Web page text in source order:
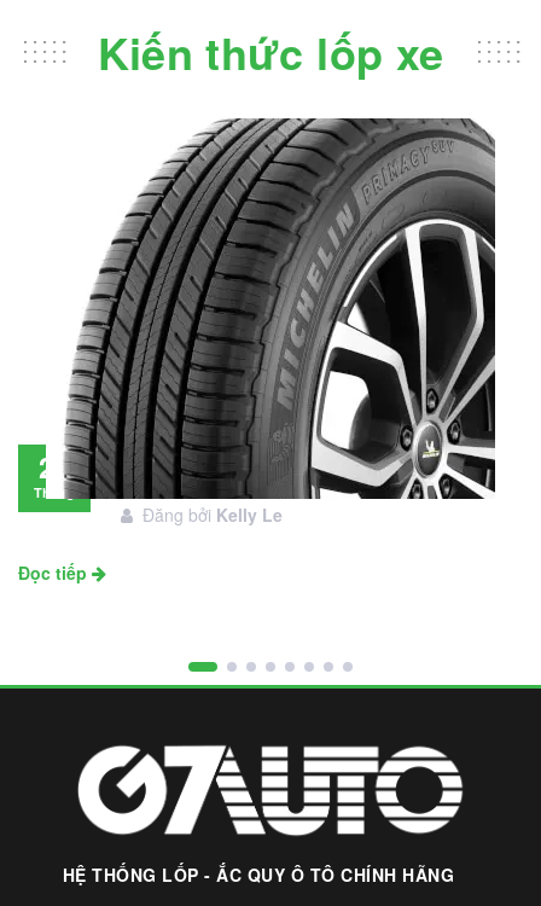
Kiến thức lốp xe
28
Tháng
Đánh giá lốp Michelin Primacy SUV: Đáng
đầu tư không?
Đăng bởi Kelly Le
Đọc tiếp
HỆ THỐNG LỐP - ẮC QUY Ô TÔ CHÍNH HÃNG